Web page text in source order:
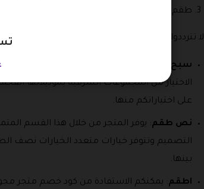
طقم عقد واسورة من اللؤلؤ.
لا تترددوا الان بالاستفادة من نسبة خصم كود خصم
سبح
الاختيار من المجموعات الشرقية بموديلاتها
على اختياراتكم منها.
نص طقم: يوفر المتجر من خلال هذا القسم
بينها.
اطقم